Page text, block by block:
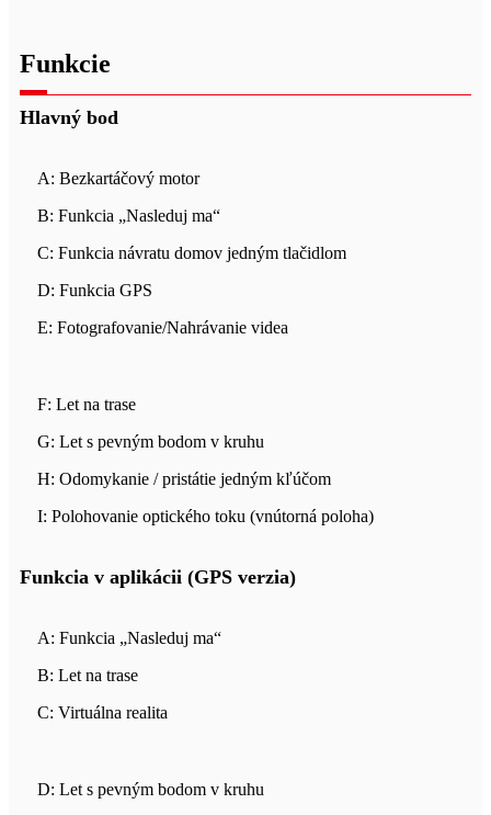
Funkcie
Hlavný bod
A: Bezkartáčový motor
B: Funkcia „Nasleduj ma“
C: Funkcia návratu domov jedným tlačidlom
D: Funkcia GPS
E: Fotografovanie/Nahrávanie videa
F: Let na trase
G: Let s pevným bodom v kruhu
H: Odomykanie / pristátie jedným kľúčom
I: Polohovanie optického toku (vnútorná poloha)
Funkcia v aplikácii (GPS verzia)
A: Funkcia „Nasleduj ma“
B: Let na trase
C: Virtuálna realita
D: Let s pevným bodom v kruhu